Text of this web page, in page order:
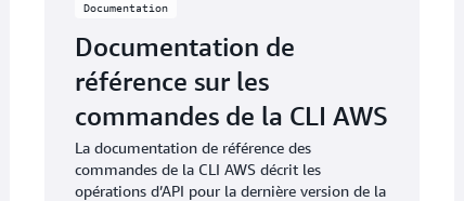
Documentation
Documentation de
référence sur les
commandes de la CLI AWS
La documentation de référence des
commandes de la CLI AWS décrit les
opérations d’API pour la dernière version de la